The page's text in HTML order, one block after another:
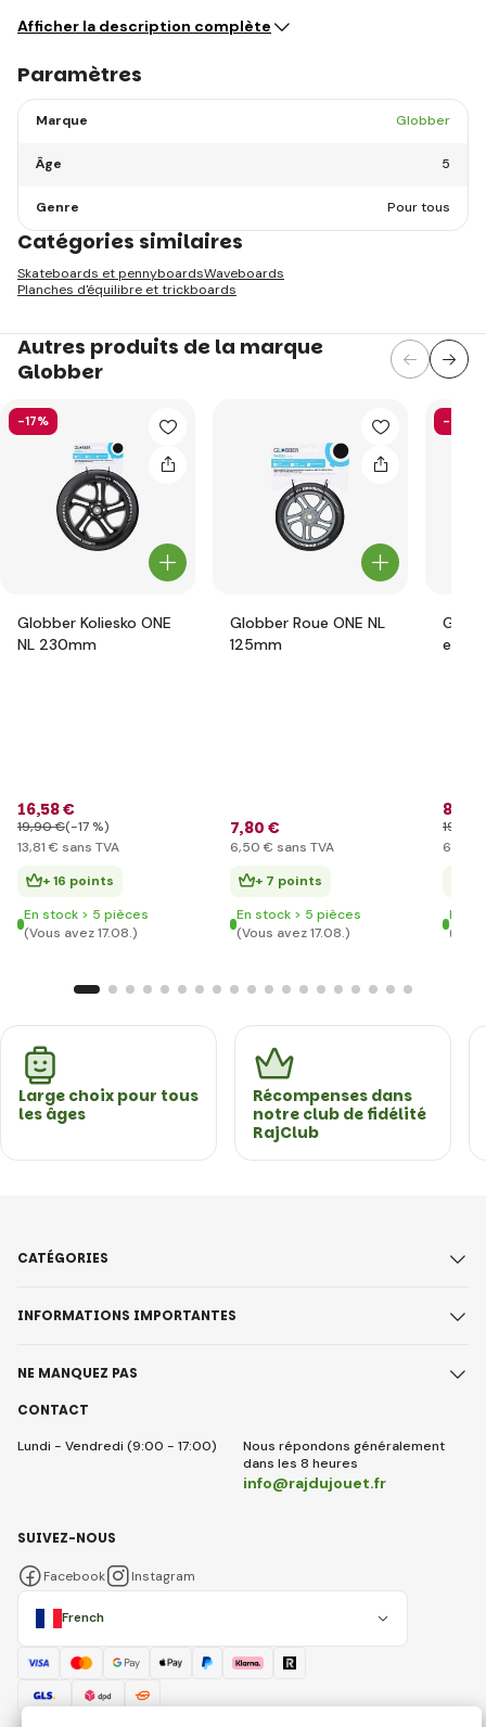
Afficher la description complète
Paramètres
Marque Globber
Âge 5
Genre Pour tous
Catégories similaires
Skateboards et pennyboardsWaveboards
Planches d'équilibre et trickboards
Autres produits de la marque
Globber
-17%
Globber Koliesko ONE
NL 230mm
16,58 €
19,90 €(-17 %)
13,81 € sans TVA
+ 16 points
En stock > 5 pièces
(Vous avez 17.08.)
Globber Roue ONE NL
125mm
7,80 €
6,50 € sans TVA
+ 7 points
En stock > 5 pièces
(Vous avez 17.08.)
-58%
8
19
6
En
Large choix pour tous
les âges
Récompenses dans
notre club de fidélité
RajClub
CONTACT
Lundi - Vendredi (9:00 - 17:00)
Nous répondons généralement
dans les 8 heures
info@rajdujouet.fr
CATÉGORIES
INFORMATIONS IMPORTANTES
NE MANQUEZ PAS
French
SUIVEZ-NOUS
Facebook Instagram